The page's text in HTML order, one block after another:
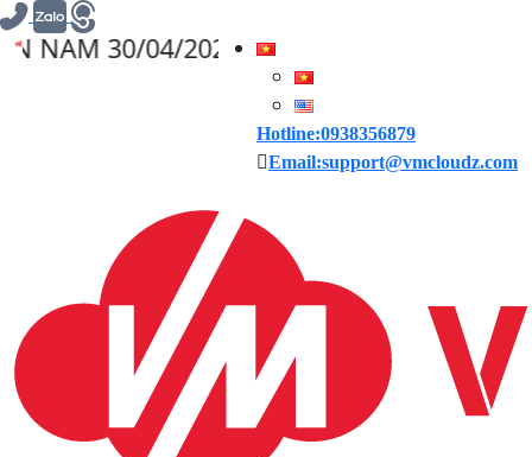
04/2025, VMCLOUDZ GIẢM GIÁ 30%
Hotline:0938356879
Email:support@vmcloudz.com